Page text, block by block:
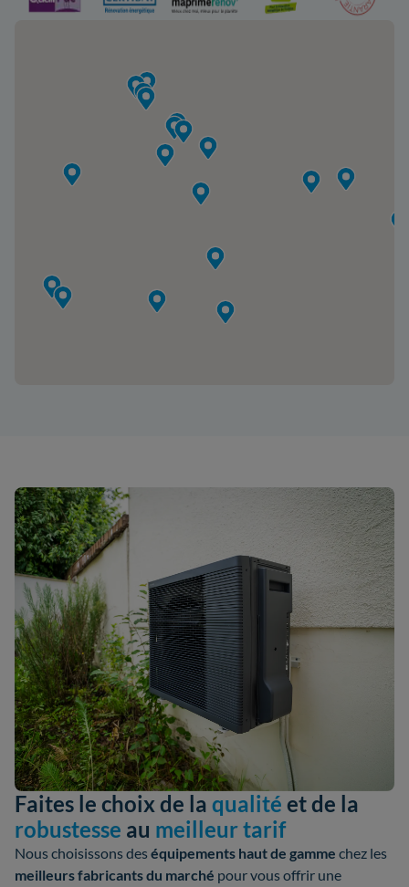
Faites le choix de la qualité et de la
robustesse au meilleur tarif
Nous choisissons deséquipements haut de gamme chez les
meilleurs fabricantsdu marché pour vous offrir une